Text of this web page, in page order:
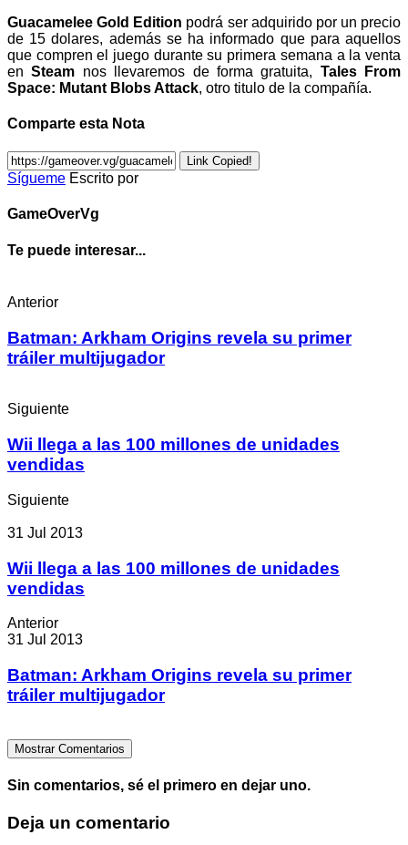
Guacamelee Gold Edition podrá ser adquirido por un precio
de 15 dolares, además se ha informado que para aquellos
que compren el juego durante su primera semana a la venta
enSteam nos llevaremos de forma gratuita, Tales From
Space: Mutant Blobs Attack, otro titulo de la compañía.
Comparte esta Nota
Link Copied!
Sígueme Escrito por
GameOverVg
Te puede interesar...
Anterior
Batman: Arkham Origins revela su primer
tráiler multijugador
Siguiente
Wii llega a las 100 millones de unidades
vendidas
Siguiente
31 Jul 2013
Wii llega a las 100 millones de unidades
vendidas
Anterior
31 Jul 2013
Batman: Arkham Origins revela su primer
tráiler multijugador
Mostrar Comentarios
Sin comentarios, sé el primero en dejar uno.
Deja un comentario